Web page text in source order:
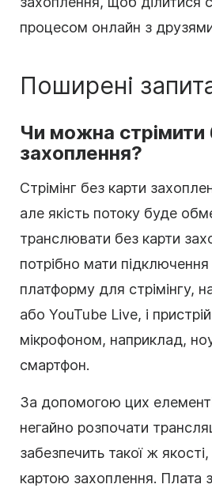
процесом онлайн з
Поширені
Чи можна стрімити
захоплення?
Стрімінг без карти
але якість потоку буде
транслювати без карти
потрібно мати підключення
платформу для стрімінгу,
або YouTube Live, і
мікрофоном, наприклад,
смартфон.
За допомогою цих
негайно розпочати
забезпечить такої ж
картою захоплення. Плата